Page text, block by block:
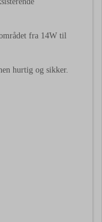
fra 14W til
hurtig og sikker.